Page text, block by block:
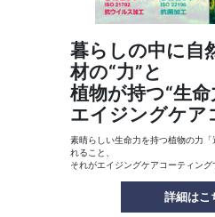
暮らしの中に自
材の“力”と
植物が持つ“生命
エイジングケア
素晴らしい生命力を持つ植物の力
れること、
それがエイジングケアコーティング
詳細はこ